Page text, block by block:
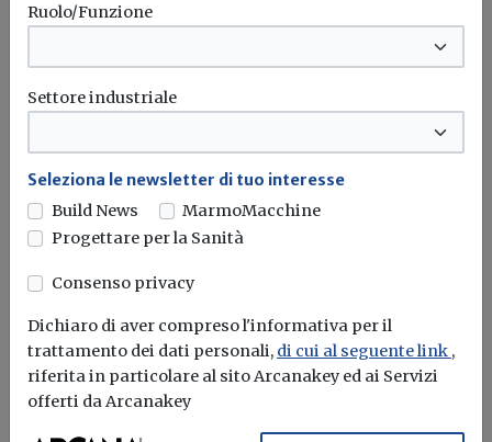
attualmente in corso valutazioni sulla...
Acqua Risparmio idrico Certificati bianchi Interrogazione
Ruolo/Funzione
Settore industriale
Seleziona le newsletter di tuo interesse
Build News
MarmoMacchine
Progettare per la Sanità
Consenso privacy
Dichiaro di aver compreso l'informativa per il
trattamento dei dati personali, di cui al seguente link ,
riferita in particolare al sito Arcanakey ed ai Servizi
offerti da Arcanakey